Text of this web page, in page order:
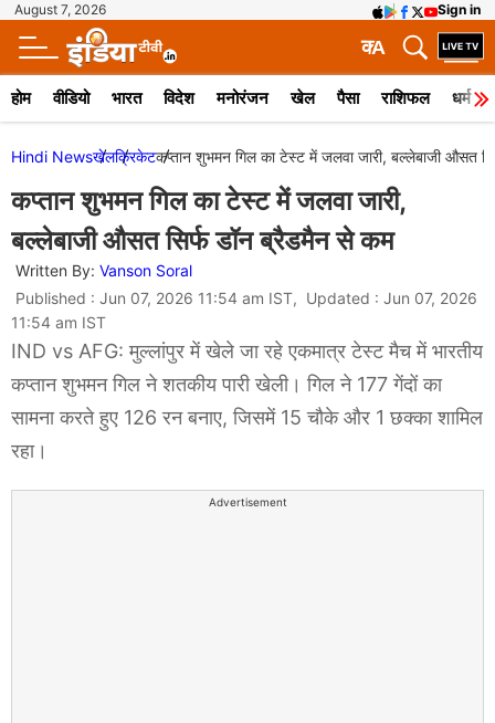
August 7, 2026 Sign in
A
क
होम वीडियो भारत विदेश मनोरंजन खेल पैसा राशिफल धर्म
Hindi Newsखेलक्रिकेटकप्तान शुभमन गिल का टेस्ट में जलवा जारी, बल्लेबाजी औसत
कप्तान शुभमन गिल का टेस्ट में जलवा जारी,
बल्लेबाजी औसत सिर्फ डॉन ब्रैडमैन से कम
Written By: Vanson Soral
Published : Jun 07, 2026 11:54 am IST, Updated : Jun 07, 2026
11:54 am IST
IND vs AFG: मुल्लांपुर में खेले जा रहे एकमात्र टेस्ट मैच में भारतीय
कप्तान शुभमन गिल ने शतकीय पारी खेली। गिल ने 177 गेंदों का
सामना करते हुए 126 रन बनाए, जिसमें 15 चौके और 1 छक्का शामिल
रहा।
Advertisement